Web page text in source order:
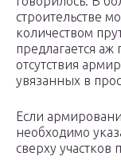
строительстве
количеством
предлагается аж
отсутствия
увязанных в
Если
необходимо
сверху участков